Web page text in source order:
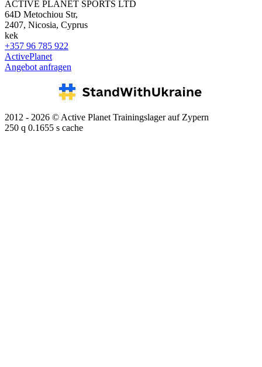
ACTIVE PLANET SPORTS LTD
64D Metochiou Str,
2407, Nicosia, Cyprus
kek
+357 96 785 922
ActivePlanet
Angebot anfragen
2012 - 2026 © Active Planet Trainingslager auf Zypern
250 q 0.1655 s cache